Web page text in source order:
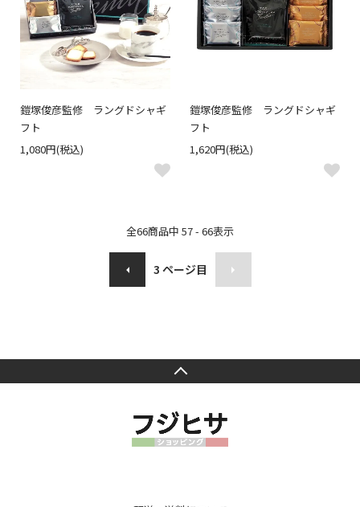
鎧塚俊彦監修 ラングドシャギ
フト
1,080円(税込)
鎧塚俊彦監修 ラングドシャギ
フト
1,620円(税込)
全66商品中 57 - 66表示
3 ページ目